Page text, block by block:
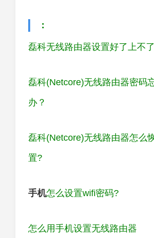
：
磊科无线路由器设置好了上不
磊科(Netcore)无线路由器密码
办？
磊科(Netcore)无线路由器怎么
置?
手机怎么设置wifi密码?
怎么用手机设置无线路由器